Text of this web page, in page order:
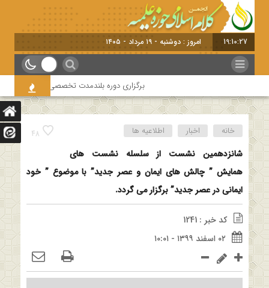
19:10:28 امروز : دوشنبه - ۱۹ مرداد - ۱۴۰۵
برگزاری دوره بلندمدت تخصصی و کارگاه آموزشی
48 خانه اخبار اطلاعیه ها
شانزدهمین نشست از سلسله نشست های
همایش ” چالش های ایمان و عصر جدید” با موضوع ” خود
ایمانی در عصر جدید” برگزار می گردد.
کد خبر : 1241
۰۲ اسفند ۱۳۹۹ - ۱۰:۰۱